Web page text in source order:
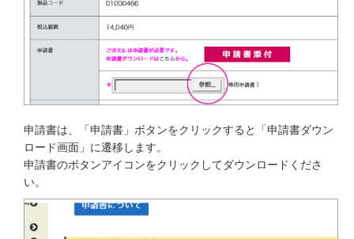
申請書は、「申請書」ボタンをクリックすると「申請書ダウン
ロード画面」に遷移します。
申請書のボタンアイコンをクリックしてダウンロードくださ
い。